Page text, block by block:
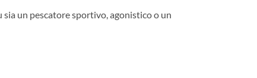
sia un pescatore sportivo, agonistico o un